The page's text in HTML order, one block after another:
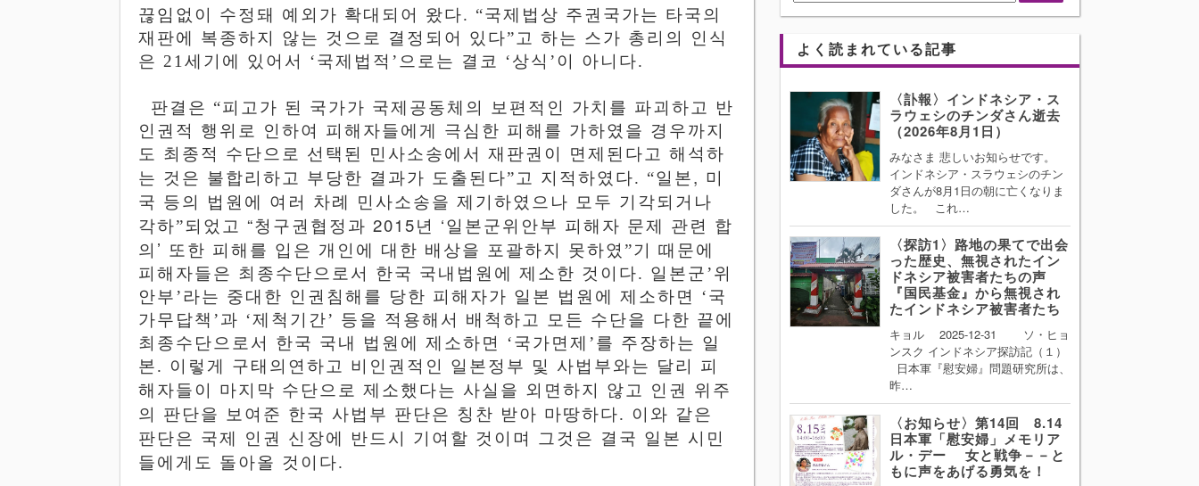
끊임없이
수정돼 예외가 확대되어 왔다. “국제법상 주권국가는 타국의
재판에 복종하지 않는 것으로 결정되어 있다” 고 하는 스가 총리의 인식
은 21세기에 있어서 ‘국제법적 ’ 으로는 결코 ‘상식 ’ 이 아니다.
판결은 “피고가 된 국가가 국제공동체의 보편적인 가치를 파괴하고 반
인권적 행위로 인하여 피해자들에게 극심한 피해를 가하였을 경우까지
도 최종적 수단으로 선택된 민사소송에서 재판권이 면제된다고 해석하
는 것은 불합리하고 부당한 결과가 도출된다” 고 지적하였다. “일본, 미
국 등의 법원에 여러 차례 민사소송을 제기하였으나 모두 기각되거나
각하”되었고 “청구권협정과 2015년 ‘일본군위안부 피해자 문제 관련
합
의 ’ 또한 피해를 입은 개인에 대한 배상을 포괄하지 못하였”기 때문에
피해자들은 최종수단으로서 한국 국내법원에 제소한 것이다. 일본군’위
안부’라는 중대한 인권침해를 당한 피해자가 일본 법원에 제소하면 ‘국
가무답책 ’과 ‘제척기간’ 등을 적용해서 배척하고 모든 수단을 다한 끝에
최종수단으로서 한국 국내 법원에 제소하면 ‘국가면제 ’를 주장하는 일
본. 이렇게 구태의연하고 비인권적인 일본정부 및 사법부와는 달리 피
해자들이 마지막 수단으로 제소했다는 사실을 외면하지 않고
인권
위주
의
판단을 보여준 한국 사법부 판단은 칭찬 받아 마땅하다. 이와 같은
판단은 국제
인권 신장에 반드시 기여할 것이며 그것은 결국 일본 시민
들에게도 돌아올 것이다.
よく読まれている記事
〈訃報〉インドネシア・ス
ラウェシのチンダさん逝去
（2026年8月1日）
みなさま 悲しいお知らせです。
インドネシア・スラウェシのチン
ダさんが8月1日の朝に亡くなりま
した。 これ…
〈探訪1〉路地の果てで出会
った歴史、無視されたイン
ドネシア被害者たちの声
『国民基金』から無視され
たインドネシア被害者たち
キョル 2025-12-31 ソ・ヒョ
ンスク インドネシア探訪記（１）
日本軍『慰安婦』問題研究所は、
昨…
〈お知らせ〉第14回 8.14
日本軍「慰安婦」メモリア
ル・デー 女と戦争－－と
もに声をあげる勇気を！